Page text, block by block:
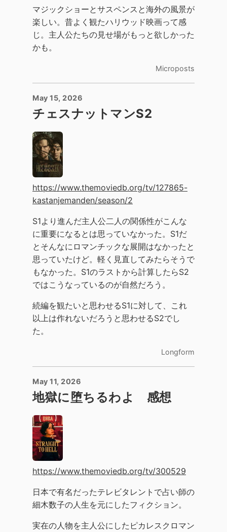
マジックショーとサスペンスと海外の風景が
楽しい。昔よく観たハリウッド映画って感
じ。主人公たちの見せ場がもっと欲しかった
かも。
Microposts
May 15, 2026
チェスナットマンS2
https://www.themoviedb.org/tv/127865-
kastanjemanden/season/2
S1より進んだ主人公二人の関係性がこんな
に重要になるとは思っていなかった。S1だ
とそんなにロマンチックな展開はなかったと
思っていたけど。軽く見直してみたらそうで
もなかった。S1のラストから計算したらS2
ではこうなっているのが自然だろう。
続編を観たいと思わせるS1に対して、これ
以上は作れないだろうと思わせるS2でし
た。
Longform
May 11, 2026
地獄に堕ちるわよ 感想
https://www.themoviedb.org/tv/300529
日本で有名だったテレビタレントで占い師の
細木数子の人生を元にしたフィクション。
実在の人物を主人公にしたピカレスクロマン